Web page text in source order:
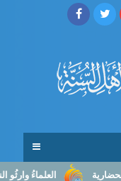
العلماءُ وارثُو